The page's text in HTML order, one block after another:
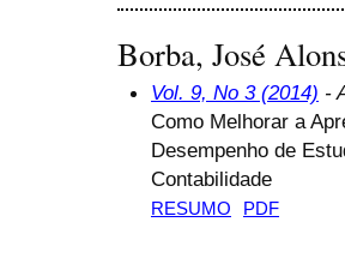
Borba, José
Vol. 9, No 3 (2014) -
Como Melhorar a
Desempenho de
Contabilidade
RESUMO PDF